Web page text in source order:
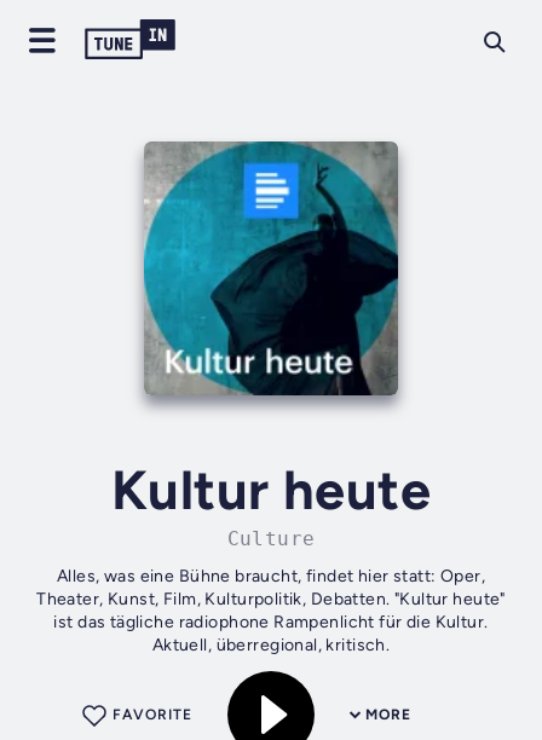
Kultur heute
Culture
Alles, was eine Bühne braucht, findet hier statt: Oper,
Theater, Kunst, Film, Kulturpolitik, Debatten. "Kultur heute"
ist das tägliche radiophone Rampenlicht für die Kultur.
Aktuell, überregional, kritisch.
MORE
FAVORITE